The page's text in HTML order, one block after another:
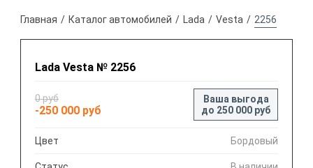
Главная Каталог автомобилей Lada Vesta 2256
Lada Vesta № 2256
0 руб
-250 000 руб
Ваша выгода
до 250 000 руб
Цвет Бордовый